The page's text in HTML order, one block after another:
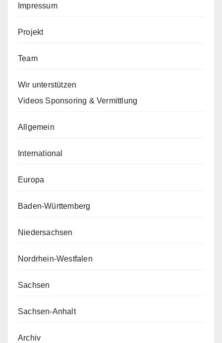
Impressum
Projekt
Team
Wir unterstützen
Videos Sponsoring & Vermittlung
Allgemein
International
Europa
Baden-Württemberg
Niedersachsen
Nordrhein-Westfalen
Sachsen
Sachsen-Anhalt
Archiv